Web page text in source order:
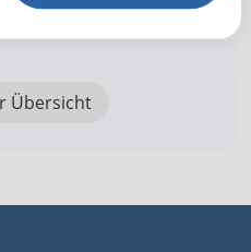
Auswahl
Übersicht